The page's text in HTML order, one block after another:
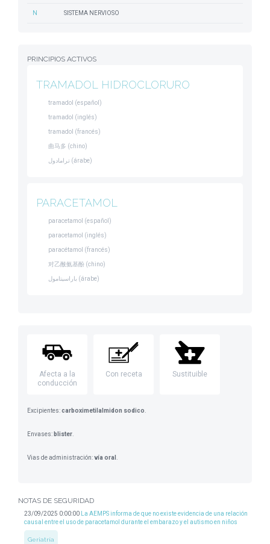
N SISTEMA NERVIOSO
PRINCIPIOS ACTIVOS
TRAMADOL HIDROCLORURO
tramadol (español)
tramadol (inglés)
tramadol (francés)
曲马多 (chino)
ترامادول (árabe)
PARACETAMOL
paracetamol (español)
paracetamol (inglés)
paracétamol (francés)
对乙酰氨基酚 (chino)
باراسيتامول (árabe)
Afecta a la
conducción
Con receta Sustituible
Excipientes:carboximetilalmidon sodico
Envases: blister
Vias de administración:vía oral
NOTAS DE SEGURIDAD
23/09/2025 0:00:00
La AEMPS informa de que no existe evidencia de una relación
causal entre el uso de paracetamol durante el embarazo y el autismo en niños
Geriatría